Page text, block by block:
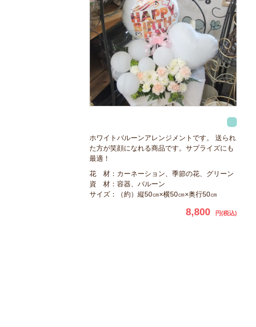
ホワイトバルーンアレンジメントです。 送られ
た方が笑顔になれる商品です。サプライズにも
最適！
花 材：カーネーション、季節の花、グリーン
資 材：容器、バルーン
サイズ：（約）縦50㎝×横50㎝×奥行50㎝
8,800 円(税込)